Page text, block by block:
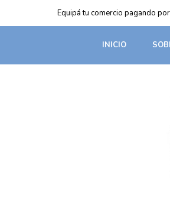
Equipá tu comercio pagando
INICIO